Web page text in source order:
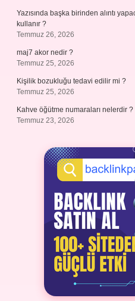
Yazısında başka birinden alıntı
kullanır ?
Temmuz 26, 2026
maj7 akor nedir ?
Temmuz 25, 2026
Kişilik bozukluğu tedavi edilir mi ?
Temmuz 25, 2026
Kahve öğütme numaraları nelerdir ?
Temmuz 23, 2026